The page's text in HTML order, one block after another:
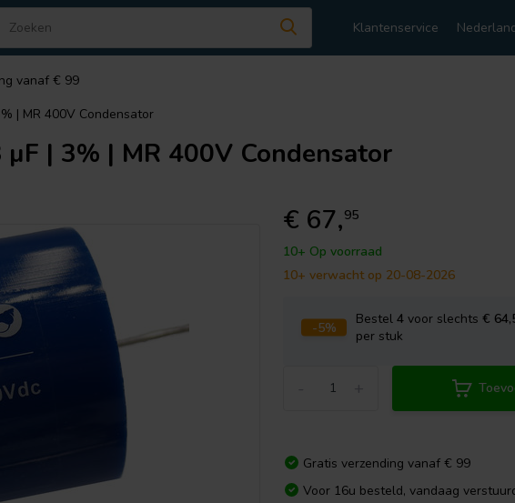
Klantenservice
vanaf € 99
| MR 400V Condensator
| 3% | MR 400V Condensator
€ 67,95
10+ Op voorraad
10+ verwacht op 20-08-2026
-5% Bestel4 voor slechts€
per stuk
Gratis verzending vanaf € 99
Voor 16u besteld, vandaag